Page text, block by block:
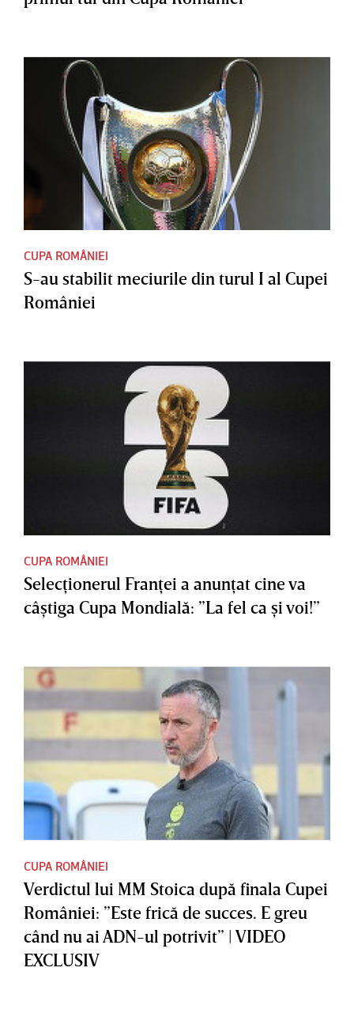
CUPA ROMÂNIEI
S-au stabilit meciurile din turul I al Cupei
României
CUPA ROMÂNIEI
Selecţionerul Franţei a anunţat cine va
câştiga Cupa Mondială: ”La fel ca şi voi!”
CUPA ROMÂNIEI
Verdictul lui MM Stoica după finala Cupei
României: ”Este frică de succes. E greu
când nu ai ADN-ul potrivit” | VIDEO
EXCLUSIV